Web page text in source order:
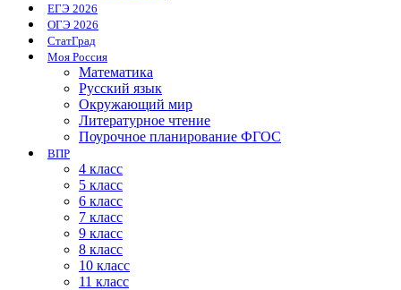
ЕГЭ 2026
ОГЭ 2026
СтатГрад
Моя Россия
Математика
Русский язык
Окружающий мир
Литературное чтение
Поурочное планирование ФГОС
ВПР
4 класс
5 класс
6 класс
7 класс
9 класс
8 класс
10 класс
11 класс